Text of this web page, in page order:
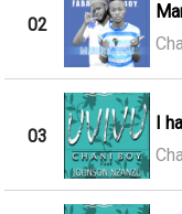
02
03
I